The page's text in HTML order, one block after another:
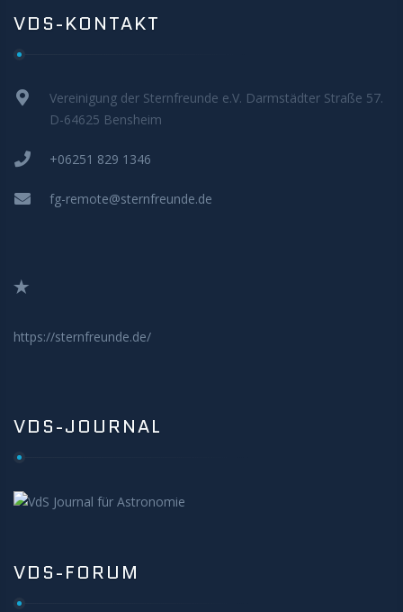
VDS-KONTAKT
Vereinigung der Sternfreunde e.V. Darmstädter Straße 57.
D-64625 Bensheim
+06251 829 1346
fg-remote@sternfreunde.de
https://sternfreunde.de/
VDS-JOURNAL
VDS-FORUM